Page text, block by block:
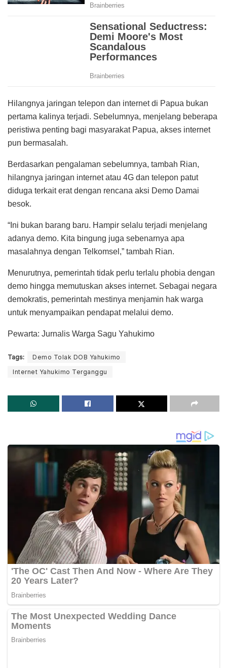
Hilangnya jaringan telepon dan internet di Papua bukan
pertama kalinya terjadi. Sebelumnya, menjelang beberapa
peristiwa penting bagi masyarakat Papua, akses internet
pun bermasalah.
Berdasarkan pengalaman sebelumnya, tambah Rian,
hilangnya jaringan internet atau 4G dan telepon patut
diduga terkait erat dengan rencana aksi Demo Damai
besok.
“Ini bukan barang baru. Hampir selalu terjadi menjelang
adanya demo. Kita bingung juga sebenarnya apa
masalahnya dengan Telkomsel,” tambah Rian.
Menurutnya, pemerintah tidak perlu terlalu phobia dengan
demo hingga memutuskan akses internet. Sebagai negara
demokratis, pemerintah mestinya menjamin hak warga
untuk menyampaikan pendapat melalui demo.
Pewarta: Jurnalis Warga Sagu Yahukimo
Tags:
Demo Tolak DOB Yahukimo
Internet Yahukimo Terganggu